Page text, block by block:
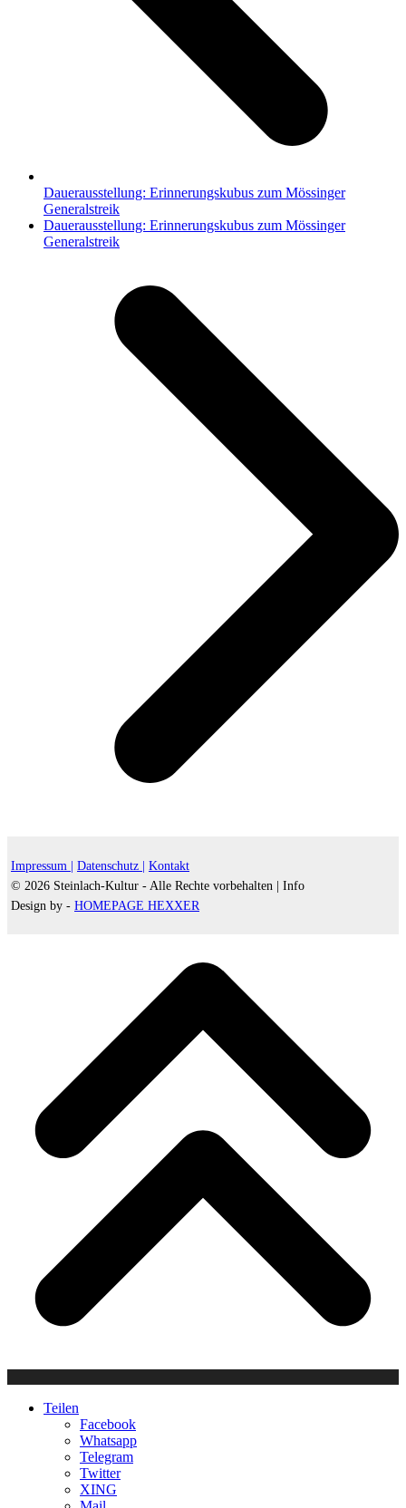
Dauerausstellung: Erinnerungskubus zum Mössinger
Generalstreik
Nächster
Beitrag:
Dauerausstellung: Erinnerungskubus zum Mössinger
Generalstreik
Impressum | Datenschutz |
Kontakt
© 2026 Steinlach-Kultur - Alle Rechte vorbehalten |
Info
Design by - HOMEPAGE HEXXER
Teilen
Facebook
Whatsapp
Telegram
Twitter
XING